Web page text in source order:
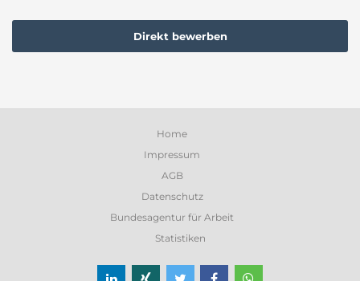
Direkt bewerben
Home
Impressum
AGB
Datenschutz
Bundesagentur für Arbeit
Statistiken